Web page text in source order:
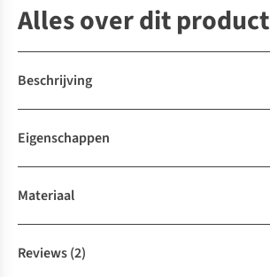
Alles over dit product
Beschrijving
Eigenschappen
Materiaal
Reviews(2)